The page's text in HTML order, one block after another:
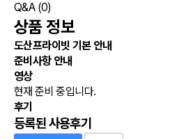
Q&A (0)
상품 정보
도산프라이빗 기본 안내
준비사항 안내
영상
현재 준비 중입니다.
후기
등록된 사용후기